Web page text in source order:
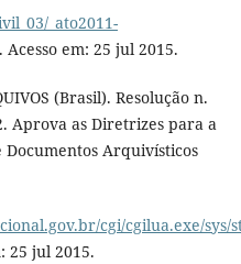
_ato2011-
Acesso em: 25 jul 2015.
(Brasil). Resolução n.
Aprova as Diretrizes para a
Arquivísticos
cgi/cgilua.exe/sys/
25 jul 2015.